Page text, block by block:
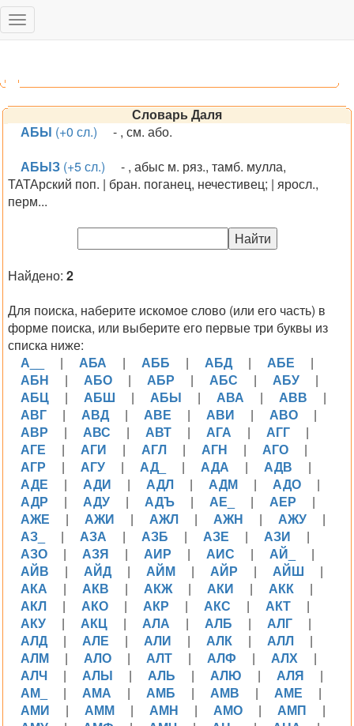
Toggle
navigation
Словарь Даля
АБЫ (+0 сл.)
- , см. або.
АБЫЗ (+5 сл.)
- , абыс м. ряз., тамб. мулла,
ТАТАрский поп. | бран. поганец, нечестивец; | яросл.,
перм...
Найдено: 2
Для поиска, наберите искомое слово (или его часть) в
форме поиска, или выберите его первые три буквы из
списка ниже:
А__
| АБА | АББ | АБД | АБЕ
|
АБН
| АБО | АБР | АБС | АБУ
|
АБЦ
| АБШ | АБЫ | АВА | АВВ
|
АВГ
| АВД | АВЕ | АВИ | АВО
|
АВР
| АВС | АВТ | АГА | АГГ
|
АГЕ
| АГИ | АГЛ | АГН | АГО
|
АГР
| АГУ | АД_ | АДА | АДВ
|
АДЕ
| АДИ | АДЛ | АДМ | АДО
|
АДР
| АДУ | АДЪ | АЕ_ | АЕР
|
АЖЕ
| АЖИ | АЖЛ | АЖН | АЖУ
|
АЗ_
| АЗА | АЗБ | АЗЕ | АЗИ
|
АЗО
| АЗЯ | АИР | АИС | АЙ_
|
АЙВ
| АЙД | АЙМ | АЙР | АЙШ
|
АКА
| АКВ | АКЖ | АКИ | АКК
|
АКЛ
| АКО | АКР | АКС | АКТ
|
АКУ
| АКЦ | АЛА | АЛБ | АЛГ
|
АЛД
| АЛЕ | АЛИ | АЛК | АЛЛ
|
АЛМ
| АЛО | АЛТ | АЛФ | АЛХ
|
АЛЧ
| АЛЫ | АЛЬ | АЛЮ | АЛЯ
|
АМ_
| АМА | АМБ | АМВ | АМЕ
|
АМИ
| АММ | АМН | АМО | АМП
|